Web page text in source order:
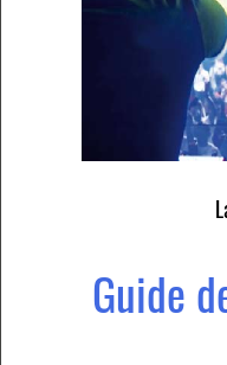
Guide